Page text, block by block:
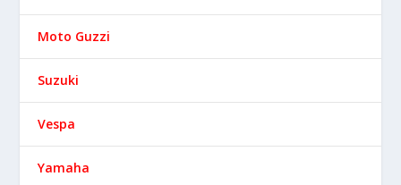
Moto Guzzi
Suzuki
Vespa
Yamaha